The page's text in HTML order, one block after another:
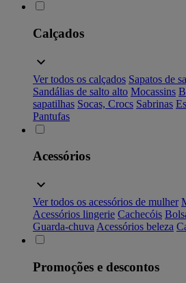
Calçados
Ver todos os calçados Sapatos de
Sandálias de salto alto Mocassins
sapatilhas Socas, Crocs Sabrinas
Pantufas
Acessórios
Ver todos os acessórios de mulher
Acessórios lingerie Cachecóis
Guarda-chuva Acessórios beleza
Promoções e descontos